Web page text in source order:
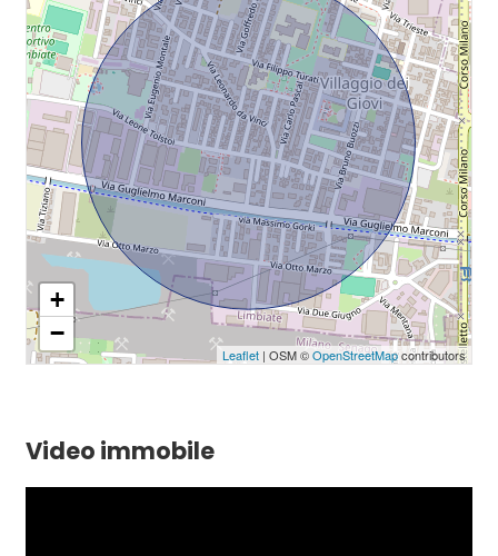
+
−
Leaflet| OSM ©OpenStreetMapcontributors
Video immobile